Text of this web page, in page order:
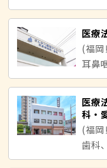
医療
(福
耳鼻
医療
科・
(福